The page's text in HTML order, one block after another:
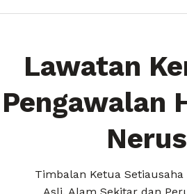
Lawatan
Pengawalan
Timbalan Ketua